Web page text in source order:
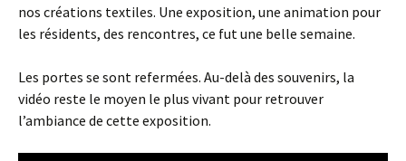
nos créations textiles. Une exposition, une animation pour
les résidents, des rencontres, ce fut une belle semaine.
Les portes se sont refermées. Au-delà des souvenirs, la
vidéo reste le moyen le plus vivant pour retrouver
l’ambiance de cette exposition.